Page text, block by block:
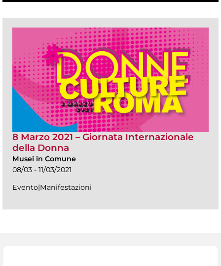
8 Marzo 2021 – Giornata Internazionale
della Donna
Musei in Comune
08/03 - 11/03/2021
Evento|Manifestazioni